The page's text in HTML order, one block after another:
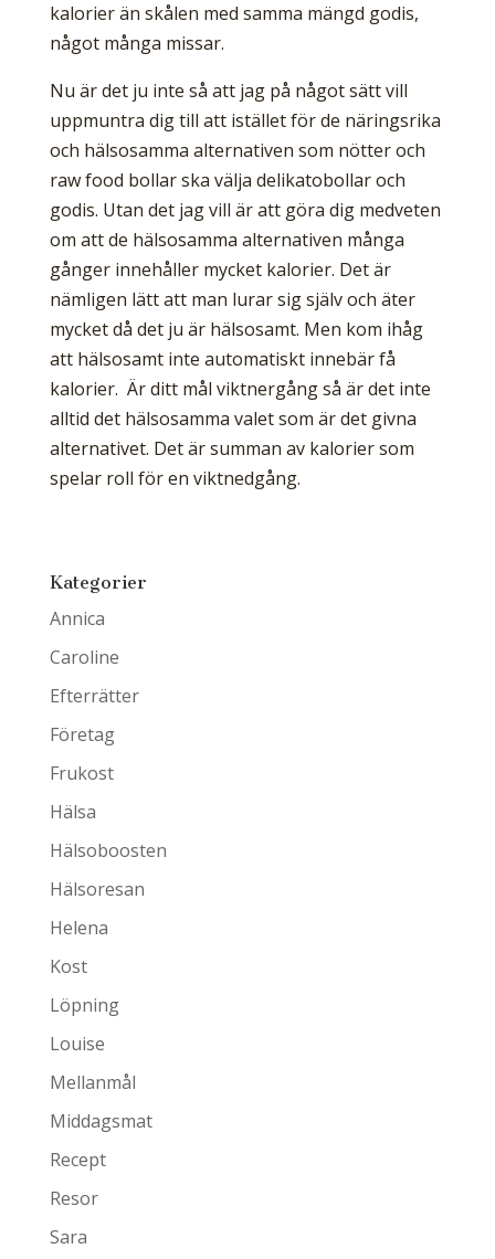
kalorier än skålen med samma mängd godis,
något många missar.
Nu är det ju inte så att jag på något sätt vill
uppmuntra dig till att istället för de näringsrika
och hälsosamma alternativen som nötter och
raw food bollar ska välja delikatobollar och
godis. Utan det jag vill är att göra dig medveten
om att de hälsosamma alternativen många
gånger innehåller mycket kalorier. Det är
nämligen lätt att man lurar sig själv och äter
mycket då det ju är hälsosamt. Men kom ihåg
att hälsosamt inte automatiskt innebär få
kalorier. Är ditt mål viktnergång så är det inte
alltid det hälsosamma valet som är det givna
alternativet. Det är summan av kalorier som
spelar roll för en viktnedgång.
Kategorier
Annica
Caroline
Efterrätter
Företag
Frukost
Hälsa
Hälsoboosten
Hälsoresan
Helena
Kost
Löpning
Louise
Mellanmål
Middagsmat
Recept
Resor
Sara